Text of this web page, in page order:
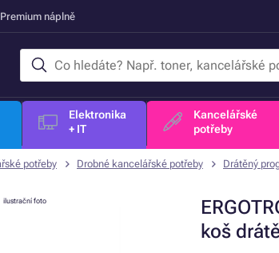
náplně
Elektronika
+ IT
Kancelářské
potřeby
potřeby Drobné kancelářské potřeby Drátěný
koš
ilustrační foto